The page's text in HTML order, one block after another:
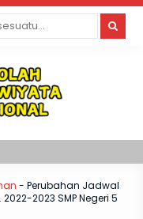
- Perubahan Jadwal
2023 SMP Negeri 5